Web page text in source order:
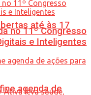
até às 17
no 11º Congresso
e Inteligentes
agenda de